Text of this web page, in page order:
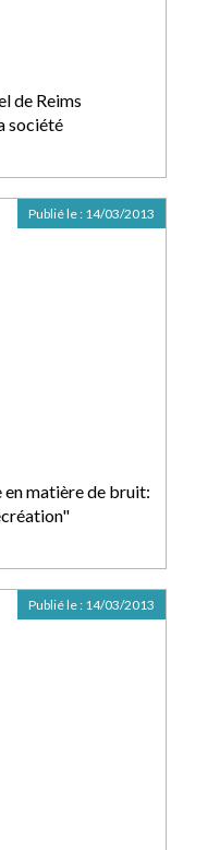
de Reims
société
en matière de bruit:
Publié le : 14/03/2013
Publié le : 14/03/2013